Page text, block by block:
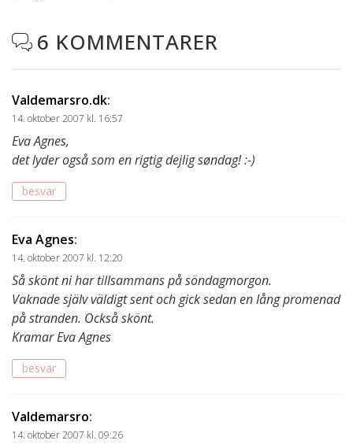
 6 KOMMENTARER
Valdemarsro.dk:
14. oktober 2007 kl. 16:57
Eva Agnes,
det lyder også som en rigtig dejlig søndag! :-)
besvar
Eva Agnes:
14. oktober 2007 kl. 12:20
Så skönt ni har tillsammans på söndagmorgon.
Vaknade själv väldigt sent och gick sedan en lång promenad
på stranden. Också skönt.
Kramar Eva Agnes
besvar
Valdemarsro:
14. oktober 2007 kl. 09:26